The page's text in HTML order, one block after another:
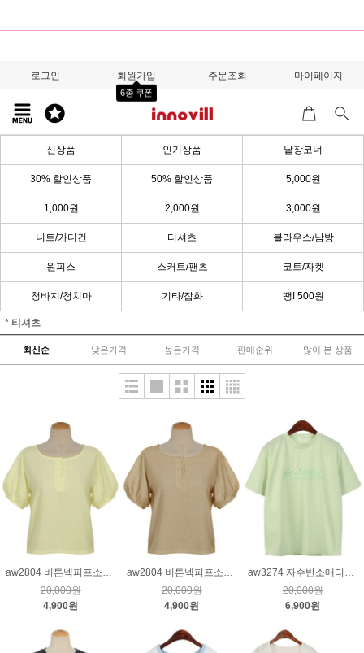
로그인 회원가입
6종 쿠폰
주문조회 마이페이지
신상품 인기상품 낱장코너
30% 할인상품 50% 할인상품 5,000원
1,000원 2,000원 3,000원
니트/가디건 티셔츠 블라우스/남방
원피스 스커트/팬츠 코트/자켓
청바지/청치마 기타/잡화 땡! 500원
* 티셔츠
최신순 낮은가격 높은가격 판매순위 많이 본 상품
aw2804 버튼넥퍼프소매티_레몬
20,000원
4,900원
aw2804 버튼넥퍼프소매티_베이지
20,000원
4,900원
aw3274 자수반소매티_연두
20,000원
6,900원